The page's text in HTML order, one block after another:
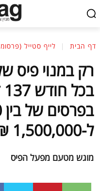
דף הבית לייף סטייל
רק במנוי פיס
ל-1,500,000 ₪
מוגש מטעם מפעל הפיס